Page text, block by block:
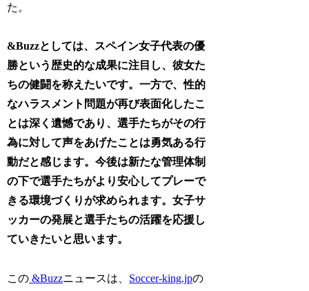
た。
&Buzzとしては、スペイン女子代表の優
勝という歴史的な成果に注目し、彼女た
ちの健闘を称えたいです。一方で、性的
なハラスメント問題が再び表面化したこ
とは深く遺憾であり、選手たちがその行
為に対して声をあげたことは勇気ある行
動だと感じます。今後は新たな管理体制
の下で選手たちがより安心してプレーで
きる環境づくりが求められます。女子サ
ッカーの発展と選手たちの活躍を応援し
ていきたいと思います。
この &Buzzニュースは、 Soccer-king.jpの